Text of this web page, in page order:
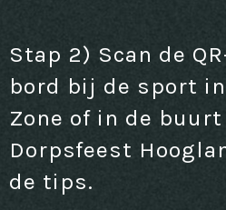
Stap 2) Scan de
bord bij de sport
Zone of in de
Dorpsfeest
de tips.